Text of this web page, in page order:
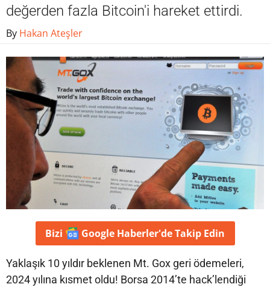
değerden fazla Bitcoin'i hareket ettirdi.
By Hakan Ateşler
Bizi Google Haberler'deTakip Edin
Yaklaşık 10 yıldır beklenen Mt. Gox geri ödemeleri,
2024 yılına kısmet oldu! Borsa 2014’te hack’lendiği